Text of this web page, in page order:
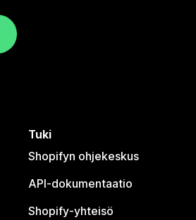
Tuki
Shopifyn ohjekeskus
API-dokumentaatio
Shopify-yhteisö